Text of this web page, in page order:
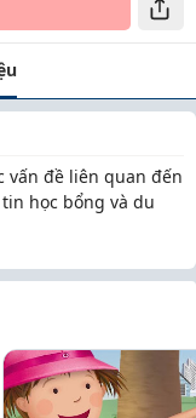
vấn đề liên quan đến
học bổng và du